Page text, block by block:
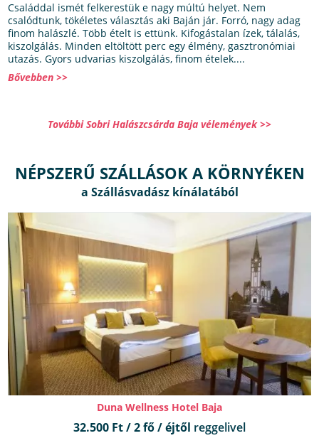
Családdal ismét felkerestük e nagy múltú helyet. Nem
csalódtunk, tökéletes választás aki Baján jár. Forró, nagy adag
finom halászlé. Több ételt is ettünk. Kifogástalan ízek, tálalás,
kiszolgálás. Minden eltöltött perc egy élmény, gasztronómiai
utazás. Gyors udvarias kiszolgálás, finom ételek....
Bővebben >>
További Sobri Halászcsárda Baja vélemények >>
NÉPSZERŰ SZÁLLÁSOK A KÖRNYÉKEN
Duna Wellness Hotel Baja
32.500 Ft / 2 fő / éjtől reggelivel